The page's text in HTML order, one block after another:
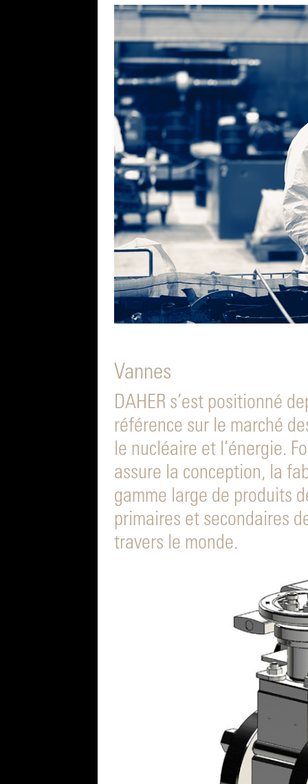
Vannes
DAHER s’est positionné
référence sur le marché
le nucléaire et l’énergie.
assure la conception, la
gamme large de produits
primaires et secondaires
travers le monde.